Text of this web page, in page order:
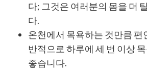
다; 그것은 여러분의 몸을 더
다.
온천에서 목욕하는 것만큼 편
반적으로 하루에 세 번 이상
좋습니다.